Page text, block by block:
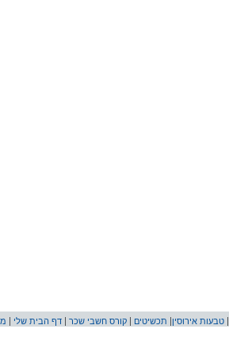
|טבעות אירוסין| תכשיטים |קורס חשבי שכר |דף הבית שלי |